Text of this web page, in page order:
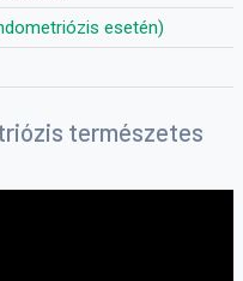
esetén)
természetes